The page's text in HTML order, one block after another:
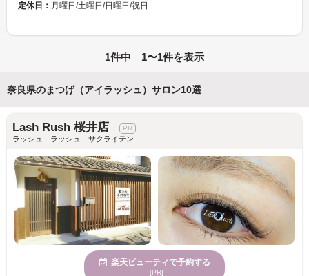
定休日： 月曜日/土曜日/日曜日/祝日
1件中 1〜1件を表示
奈良県のまつげ（アイラッシュ）サロン10選
Lash Rush 桜井店
ラッシュ ラッシュ サクライテン
楽天ビューティで予約する
[PR]